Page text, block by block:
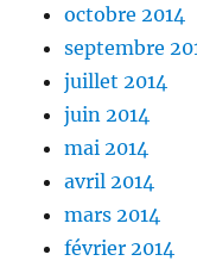
octobre 2014
septembre
juillet 2014
juin 2014
mai 2014
avril 2014
mars 2014
février 2014